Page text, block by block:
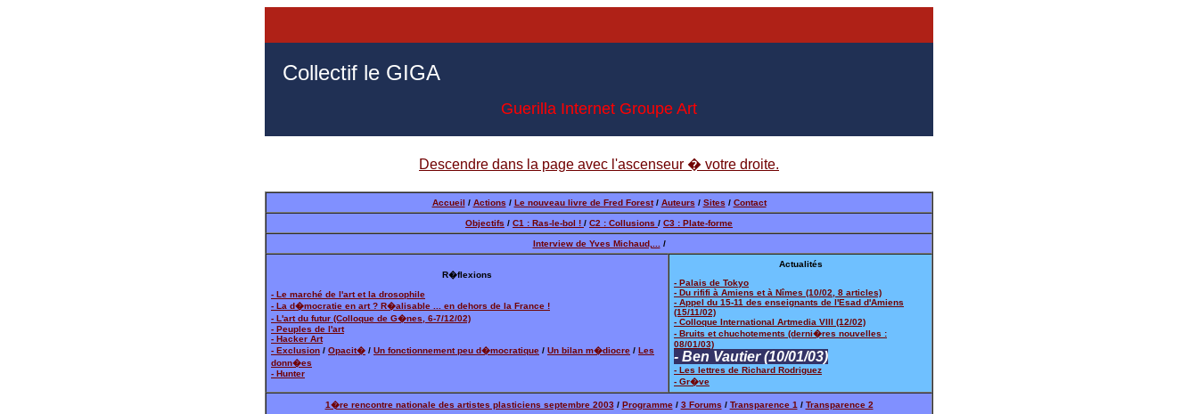
Collectif le GIGA
Guerilla Internet Groupe Art
Descendre dans la page avec l'ascenseur � votre droite.
Accueil / Actions / Le nouveau livre de Fred Forest/ Auteurs / Sites / Contact
Objectifs / C1 : Ras-le-bol ! / C2 : Collusions / C3 : Plate-forme
Interview de Yves Michaud,... /
R�flexions
- Le marché de l'art et la drosophile
- La d�mocratie en art ? R�alisable ... en dehors de la France !
- L'art du futur (Colloque de G�nes, 6-7/12/02)
- Peuples de l'art
- Hacker Art
- Exclusion / Opacit� / Un fonctionnement peu d�mocratique / Un bilan m�diocre / Les
donn�es
- Hunter
Actualités
- Palais de Tokyo
- Du rififi à Amiens et à Nîmes (10/02, 8 articles)
- Appel du 15-11 des enseignants de l'Esad d'Amiens
(15/11/02)
- Colloque International Artmedia VIII (12/02)
- Bruits et chuchotements (derni�res nouvelles :
08/01/03)
- Ben Vautier (10/01/03)
- Les lettres de Richard Rodriguez
- Gr�ve
1�re rencontre nationale des artistes plasticiens septembre 2003/ Programme/ 3 Forums / Transparence 1 / Transparence 2